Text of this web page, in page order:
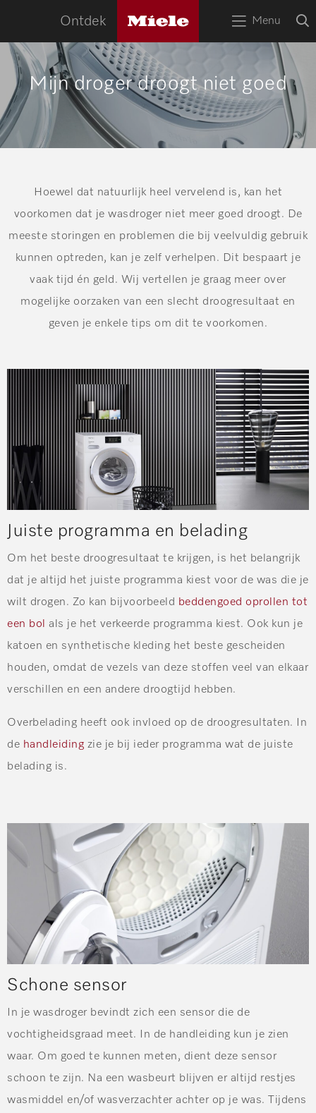
Menu
Open
het
menu
Ontdek
logo
HOME
APPARATEN
RECEPTEN
WOONINSPIRATIE
SERVICE
Zoek
ZoekMijn droger droogt niet goed
Hoewel dat natuurlijk heel vervelend is, kan het
voorkomen dat je wasdroger niet meer goed droogt. De
meeste storingen en problemen die bij veelvuldig gebruik
kunnen optreden, kan je zelf verhelpen. Dit bespaart je
vaak tijd én geld. Wij vertellen je graag meer over
mogelijke oorzaken van een slecht droogresultaat en
geven je enkele tips om dit te voorkomen.
Juiste programma en belading
Om het beste droogresultaat te krijgen, is het belangrijk
dat je altijd het juiste programma kiest voor de was die je
wilt drogen. Zo kan bijvoorbeeld beddengoed oprollen tot
een bol
als je het verkeerde programma kiest. Ook kun je
katoen en synthetische kleding het beste gescheiden
houden, omdat de vezels van deze stoffen veel van elkaar
verschillen en een andere droogtijd hebben.
Overbelading heeft ook invloed op de droogresultaten. In
de handleiding zie je bij ieder programma wat de juiste
belading is.
Schone sensor
In je wasdroger bevindt zich een sensor die de
vochtigheidsgraad meet. In de handleiding kun je zien
waar. Om goed te kunnen meten, dient deze sensor
schoon te zijn. Na een wasbeurt blijven er altijd restjes
wasmiddel en/of wasverzachter achter op je was. Tijdens